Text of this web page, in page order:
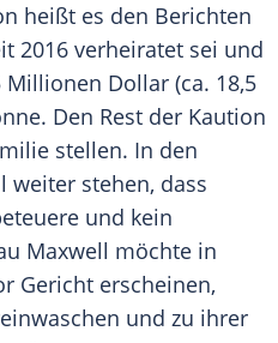
heißt es den Berichten
2016 verheiratet sei und
Dollar (ca. 18,5
Den Rest der Kaution
stellen. In den
weiter stehen, dass
und kein
Maxwell möchte in
Gericht erscheinen,
und zu ihrer